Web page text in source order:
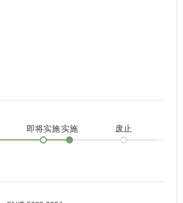
即将实施实施 废止